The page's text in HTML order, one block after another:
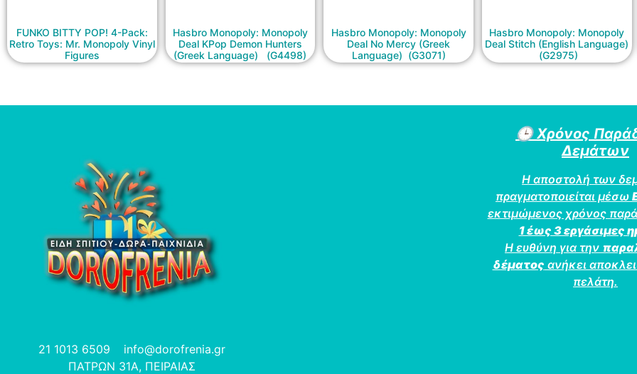
FUNKO BITTY POP! 4-Pack:
Retro Toys: Mr. Monopoly Vinyl
Figures
Hasbro Monopoly: Monopoly
Deal KPop Demon Hunters
(Greek Language) (G4498)
Hasbro Monopoly: Monopoly
Deal No Mercy (Greek
Language) (G3071)
Hasbro Monopoly: Monopoly
Deal Stitch (English Language)
(G2975)
21 1013 6509
info@dorofrenia.gr
ΠΑΤΡΩΝ 31Α, ΠΕΙΡΑΙΑΣ
🕒Χρόνος
Δεμάτων
Η αποστολή των
πραγματοποιείται μέσω
εκτιμώμενος χρόνος
1 έως 3 εργάσιμες
Η ευθύνη για την
δέματος ανήκει
πελάτη.